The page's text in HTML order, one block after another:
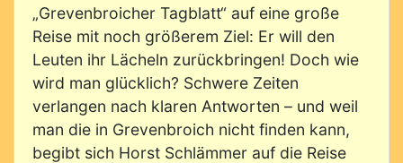
„Grevenbroicher Tagblatt“ auf eine große
Reise mit noch größerem Ziel: Er will den
Leuten ihr Lächeln zurückbringen! Doch wie
wird man glücklich? Schwere Zeiten
verlangen nach klaren Antworten – und weil
man die in Grevenbroich nicht finden kann,
begibt sich Horst Schlämmer auf die Reise